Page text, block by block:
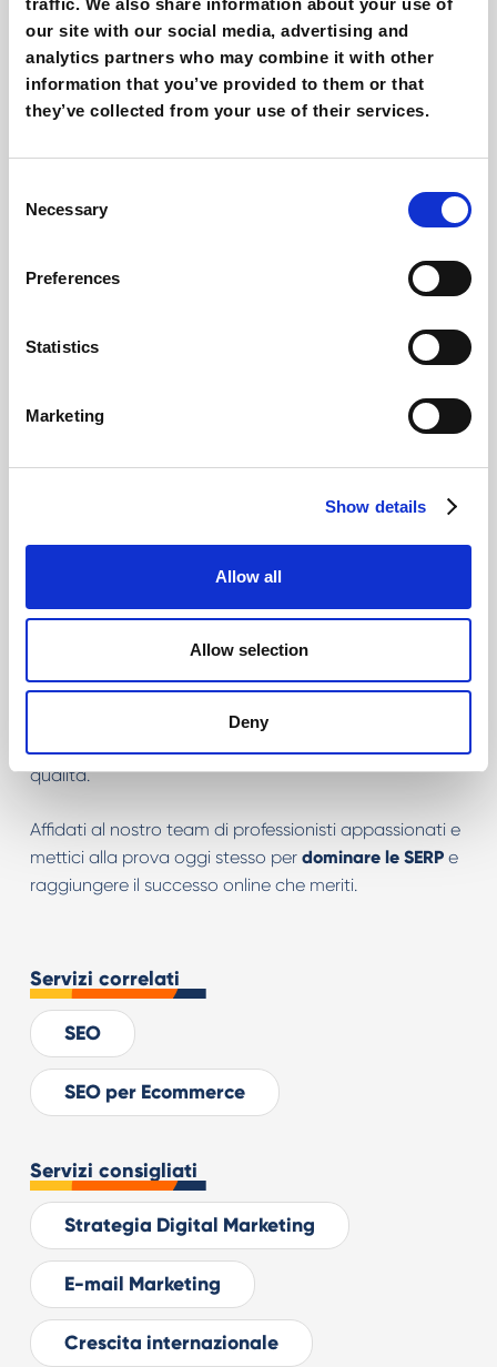
traffic. We also share information about your use of
our site with our social media, advertising and
analytics partners who may combine it with other
information that you’ve provided to them or that
they’ve collected from your use of their services.
Selection
Necessary
Preferences
Statistics
Marketing
Show details
Allow all
Allow selection
Deny
ottimizzazioni più efficaci.
Monitoriamo costantemente i risultati e utilizziamo
strumenti avanzati per ottimizzare le tue strategie,
migliorando progressivamente le tue posizioni sui
motori di ricerca.
Affidati a noi per il tuo successo
SEO Online
Cerchi unconsulente SEO espertoche lavori a stretto
Richiedi ora l’Health Check gratuito
inizia a conquistare visibilità e traffico organico di
qualità.
Affidati al nostro team di professionisti appassionati e
mettici alla prova oggi stesso per dominare le SERPe
raggiungere il successo online che meriti.
Servizi correlati
SEO
SEO per Ecommerce
Servizi consigliati
Strategia Digital Marketing
E-mail Marketing
Crescita internazionale